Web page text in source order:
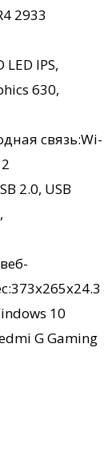
2933
IPS,
630,
связь:Wi-
2.0, USB
10
G Gaming